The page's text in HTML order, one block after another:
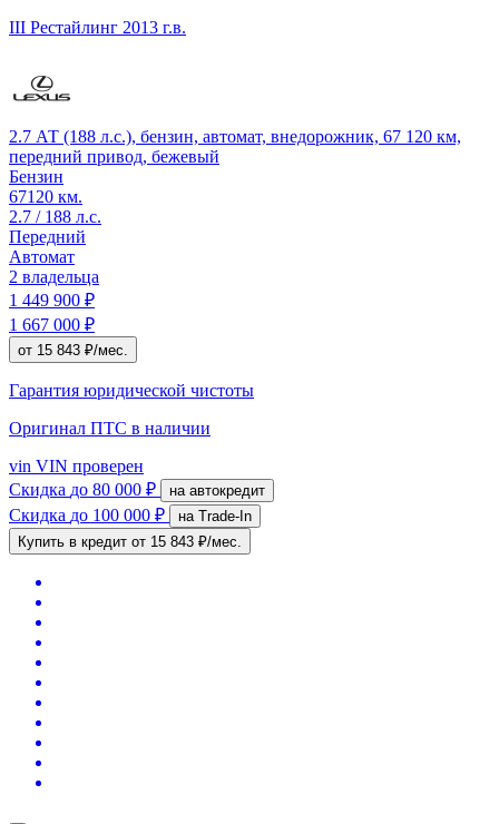
III Рестайлинг 2013 г.в.
2.7 АТ (188 л.с.), бензин, автомат, внедорожник, 67 120 км,
передний привод, бежевый
Бензин
67120 км.
2.7 / 188 л.с.
Передний
Автомат
2 владельца
1 449 900 ₽
1 667 000 ₽
от 15 843 ₽/мес.
Гарантия юридической чистоты
Оригинал ПТС в наличии
vin VIN проверен
Скидка до 80 000 ₽ на автокредит
Скидка до 100 000 ₽
на Trade-In
Купить в кредит от 15 843 ₽/мес.